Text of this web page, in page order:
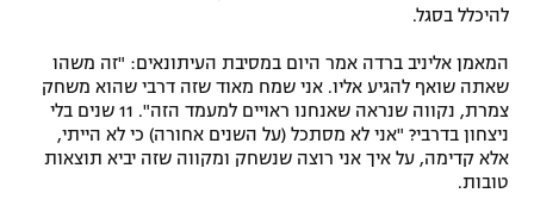
רשיון להקרנה פומבית לבית עסק
הצטרפות לחבילת הערוצים
להיכלל בסגל.
המאמן אליניב ברדה אמר היום במסיבת העיתונאים: "זה משהו
שאתה שואף להגיע אליו. אני שמח מאוד שזה דרבי שהוא משחק
צמרת, נקווה שנראה שאנחנו ראויים למעמד הזה". 11 שנים בלי
ניצחון בדרבי? "אני לא מסתכל (על השנים אחורה) כי לא הייתי,
אלא קדימה, על איך אני רוצה שנשחק ומקווה שזה יביא תוצאות
טובות.